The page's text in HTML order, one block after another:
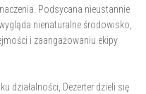
Podsycana nieustannie
nienaturalne środowisko,
i zaangażowaniu ekipy
działalności, Dezerter dzieli się